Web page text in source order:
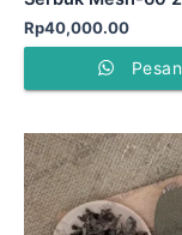
Rp40,000.00
Pesan
Harga